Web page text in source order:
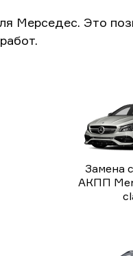
Мерседес. Это
Замена
АКПП